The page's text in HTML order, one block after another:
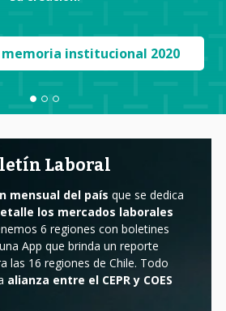
memoria institucional 2020
Laboral
mensual del país que se dedica
los mercados laborales
6 regiones con boletines
App que brinda un reporte
las 16 regiones de Chile. Todo
alianza entre el CEPR y COES